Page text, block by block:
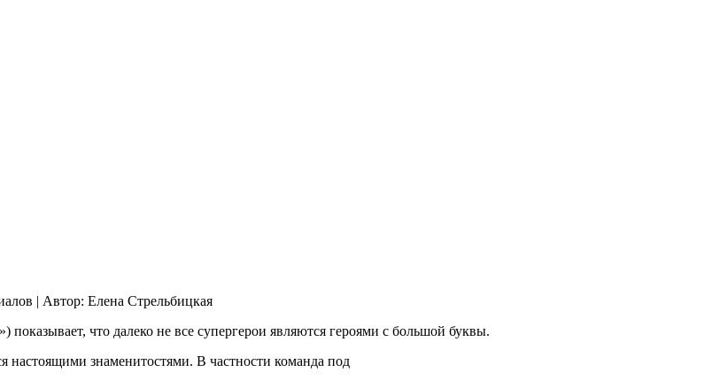
| Автор: Елена Стрельбицкая
что далеко не все супергерои являются героями с большой буквы.
настоящими знаменитостями. В частности команда под